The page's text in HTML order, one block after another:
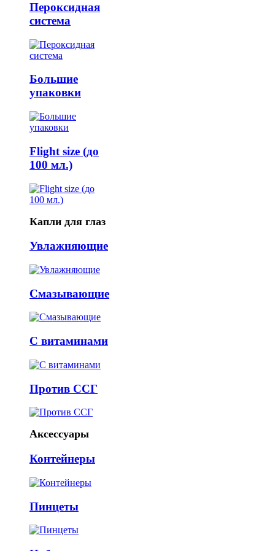
Пероксидная
система
Большие
упаковки
Flight size (до
100 мл.)
Капли для глаз
Увлажняющие
Смазывающие
С витаминами
Против ССГ
Аксессуары
Контейнеры
Пинцеты